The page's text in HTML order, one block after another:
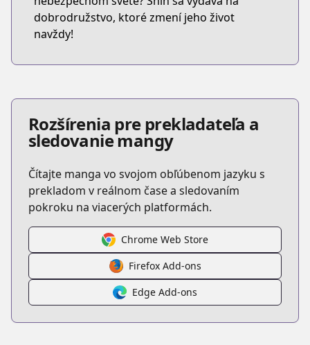
dobrodružstvo, ktoré zmení jeho život
navždy!
Rozšírenia pre prekladateľa a
sledovanie mangy
Čítajte manga vo svojom obľúbenom jazyku s
prekladom v reálnom čase a sledovaním
pokroku na viacerých platformách.
Chrome Web Store
Firefox Add-ons
Edge Add-ons